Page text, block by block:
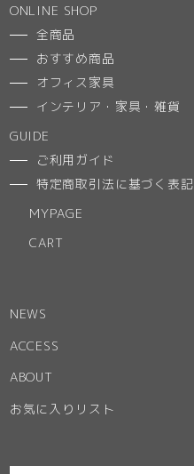
ONLINE SHOP
全商品
おすすめ商品
オフィス家具
インテリア・家具・雑貨
GUIDE
ご利用ガイド
特定商取引法に基づく表記
MYPAGE
CART
NEWS
ACCESS
ABOUT
お気に入りリスト